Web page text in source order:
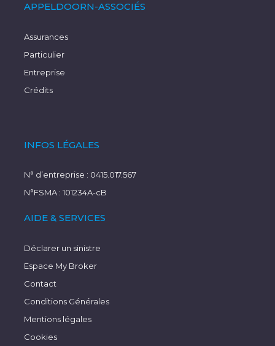
APPELDOORN-ASSOCIÉS
Assurances
Particulier
Entreprise
Crédits
INFOS LÉGALES
N° d’entreprise : 0415.017.567
N°FSMA : 101234A-cB
AIDE & SERVICES
Déclarer un sinistre
Espace My Broker
Contact
Conditions Générales
Mentions légales
Cookies